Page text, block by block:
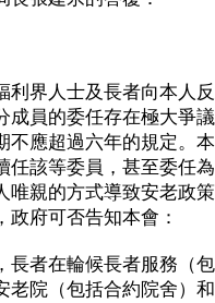
界人士及長者向本人反
成員的委任存在極大爭
不應超過六年的規定。
任該等委員，甚至委任
唯親的方式導致安老政
政府可否告知本會：
長者在輪候長者服務（
老院（包括合約院舍）